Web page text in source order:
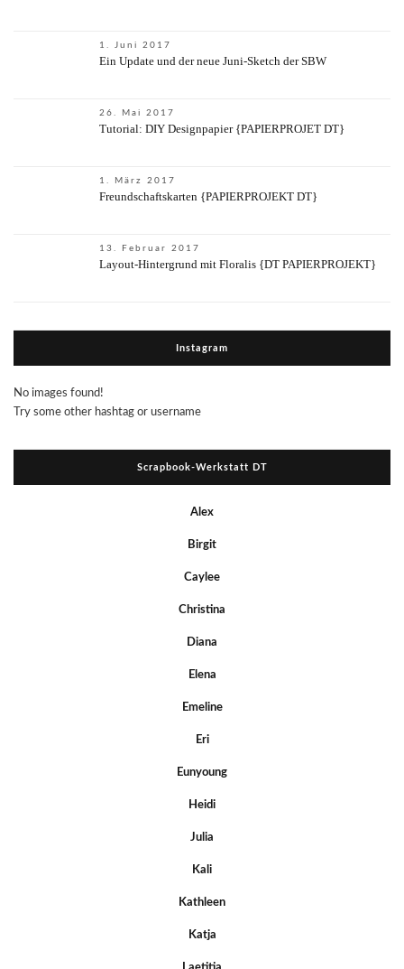
1. Juni 2017
Ein Update und der neue Juni-Sketch der SBW
26. Mai 2017
Tutorial: DIY Designpapier {PAPIERPROJET DT}
1. März 2017
Freundschaftskarten {PAPIERPROJEKT DT}
13. Februar 2017
Layout-Hintergrund mit Floralis {DT PAPIERPROJEKT}
Instagram
No images found!
Try some other hashtag or username
Scrapbook-Werkstatt DT
Alex
Birgit
Caylee
Christina
Diana
Elena
Emeline
Eri
Eunyoung
Heidi
Julia
Kali
Kathleen
Katja